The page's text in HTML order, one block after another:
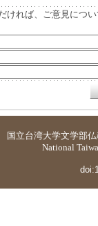
ければ、ご意見につ
国立台湾大学文学部
National